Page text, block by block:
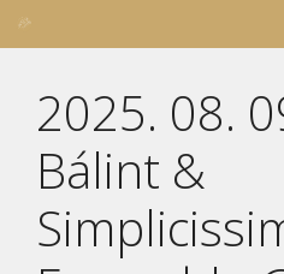
Kilépés
2025. 08.
Bálint &